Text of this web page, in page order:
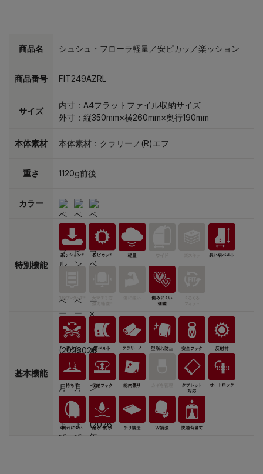
商品名 シュシュ・フローラ軽量／安ピカッ／楽ッション
商品番号 FIT249AZRL
サイズ
内寸：A4フラットファイル収納サイズ
外寸：縦350mm×横260mm×奥行190mm
本体素材 本体素材：クラリーノ(R)エフ
重さ 1120g前後
カラー
特別機能
基本機能